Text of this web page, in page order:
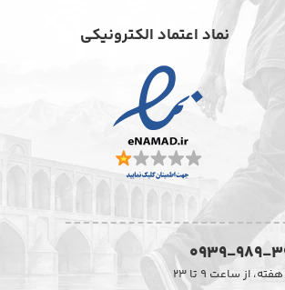
نماد اعتماد الکترونیکی
0939-989-